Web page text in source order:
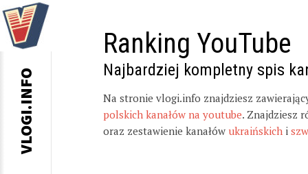
Ranking YouTube
Najbardziej kompletny spis
Na stronie vlogi.info znajdziesz
polskich kanałów na youtube. Znajdziesz
oraz zestawienie kanałów ukraińskich i
VLOGI.INFO